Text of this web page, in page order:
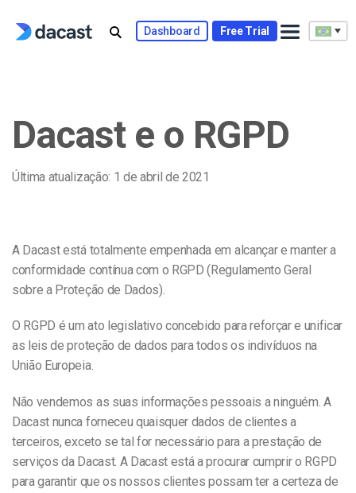
Dashboard Free Trial
Dacast e o RGPD
Última atualização: 1 de abril de 2021
A Dacast está totalmente empenhada em alcançar e manter a
conformidade contínua com o RGPD (Regulamento Geral
sobre a Proteção de Dados).
O RGPD é um ato legislativo concebido para reforçar e unificar
as leis de proteção de dados para todos os indivíduos na
União Europeia.
Não vendemos as suas informações pessoais a ninguém. A
Dacast nunca forneceu quaisquer dados de clientes a
terceiros, exceto se tal for necessário para a prestação de
serviços da Dacast. A Dacast está a procurar cumprir o RGPD
para garantir que os nossos clientes possam ter a certeza de